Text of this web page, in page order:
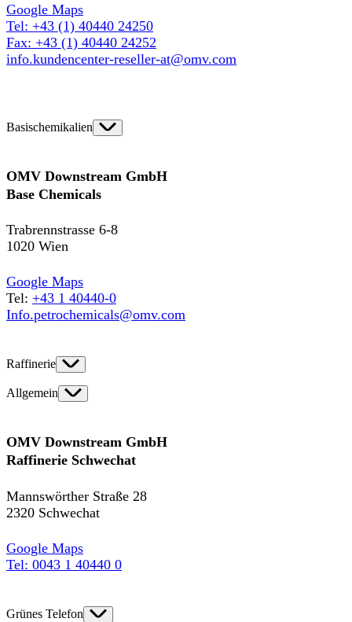
Google Maps
Tel: +43 (1) 40440 24250
Fax: +43 (1) 40440 24252
info.kundencenter-reseller-at@omv.com
Basischemikalien
OMV Downstream GmbH
Base Chemicals
Trabrennstrasse 6-8
1020 Wien
Google Maps
Tel: +43 1 40440-0
Info.petrochemicals@omv.com
Raffinerie
Allgemein
OMV Downstream GmbH
Raffinerie Schwechat
Mannswörther Straße 28
2320 Schwechat
Google Maps
Tel: 0043 1 40440 0
Grünes Telefon